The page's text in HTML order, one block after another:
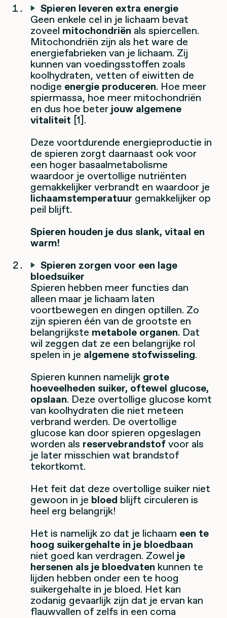
Spieren leveren extra energie
Geen enkele cel in je lichaam bevat
zoveel mitochondriën als spiercellen.
Mitochondriën zijn als het ware de
energiefabrieken van je lichaam. Zij
kunnen van voedingsstoffen zoals
koolhydraten, vetten of eiwitten de
nodige energie produceren. Hoe meer
spiermassa, hoe meer mitochondriën
en dus hoe beter jouw algemene
vitaliteit [1].
Deze voortdurende energieproductie in
de spieren zorgt daarnaast ook voor
een hoger basaalmetabolisme
waardoor je overtollige nutriënten
gemakkelijker verbrandt en waardoor je
lichaamstemperatuur gemakkelijker op
peil blijft.
Spieren houden je dus slank, vitaal en
warm!
Spieren zorgen voor een lage
bloedsuiker
Spieren hebben meer functies dan
alleen maar je lichaam laten
voortbewegen en dingen optillen. Zo
zijn spieren één van de grootste en
belangrijkste metabole organen. Dat
wil zeggen dat ze een belangrijke rol
spelen in je algemene stofwisseling.
Spieren kunnen namelijk grote
hoeveelheden suiker, oftewel glucose,
opslaan. Deze overtollige glucose komt
van koolhydraten die niet meteen
verbrand werden. De overtollige
glucose kan door spieren opgeslagen
worden als reservebrandstofvoor als
je later misschien wat brandstof
tekortkomt.
Het feit dat deze overtollige suiker niet
gewoon in je bloed blijft circuleren is
heel erg belangrijk!
Het is namelijk zo dat je lichaam een te
hoog suikergehalte in je bloedbaan
niet goed kan verdragen. Zowel je
hersenen als je bloedvaten kunnen te
lijden hebben onder een te hoog
suikergehalte in je bloed. Het kan
zodanig gevaarlijk zijn dat je ervan kan
flauwvallen of zelfs in een coma